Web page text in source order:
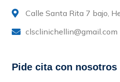
Calle Santa Rita 7 bajo,
clsclinichellin@gmail.com
Pide cita con nosotros